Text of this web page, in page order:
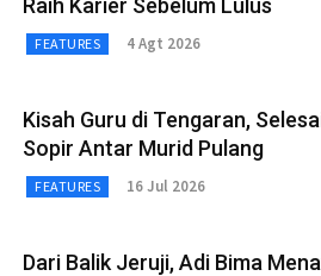
FEATURES 4 Agt 2026
Kisah Guru di Tengaran,
Sopir Antar Murid Pulang
FEATURES 16 Jul 2026
Dari Balik Jeruji, Adi Bima